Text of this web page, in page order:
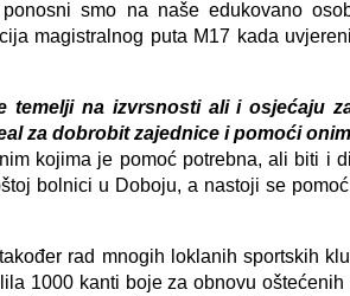
smo na naše edukovano
magistralnog puta M17 kada
temelji na izvrsnosti ali i osjećaju
za dobrobit zajednice i pomoći
kojima je pomoć potrebna, ali biti i
bolnici u Doboju, a nastoji se
rad mnogih loklanih sportskih
1000 kanti boje za obnovu